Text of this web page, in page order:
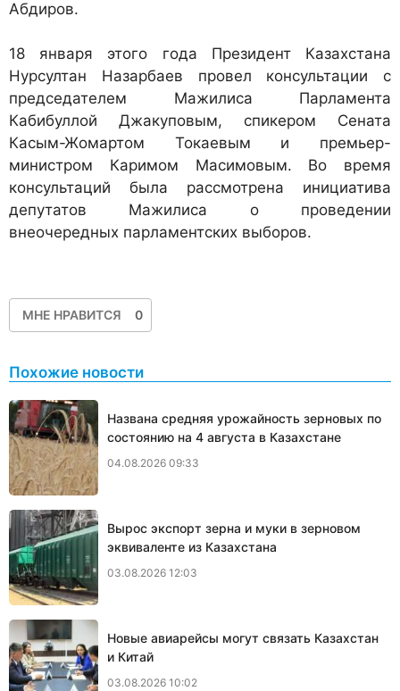
Абдиров.
18 января этого года Президент Казахстана
Нурсултан Назарбаев провел консультации с
председателем Мажилиса Парламента
Кабибуллой Джакуповым, спикером Сената
Касым-Жомартом Токаевым и премьер-
министром Каримом Масимовым. Во время
консультаций была рассмотрена инициатива
депутатов Мажилиса о проведении
внеочередных парламентских выборов.
МНЕ НРАВИТСЯ 0
Похожие новости
Названа средняя урожайность зерновых по
состоянию на 4 августа в Казахстане
04.08.2026 09:33
Вырос экспорт зерна и муки в зерновом
эквиваленте из Казахстана
03.08.2026 12:03
Новые авиарейсы могут связать Казахстан
и Китай
03.08.2026 10:02